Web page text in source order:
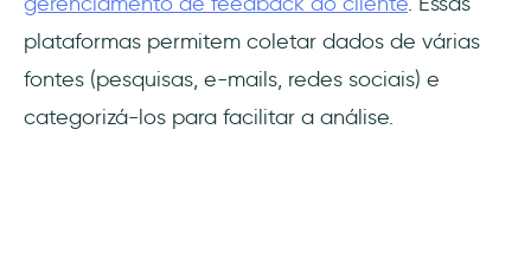
plataformas permitem coletar dados de várias
fontes (pesquisas, e-mails, redes sociais) e
categorizá-los para facilitar a análise.